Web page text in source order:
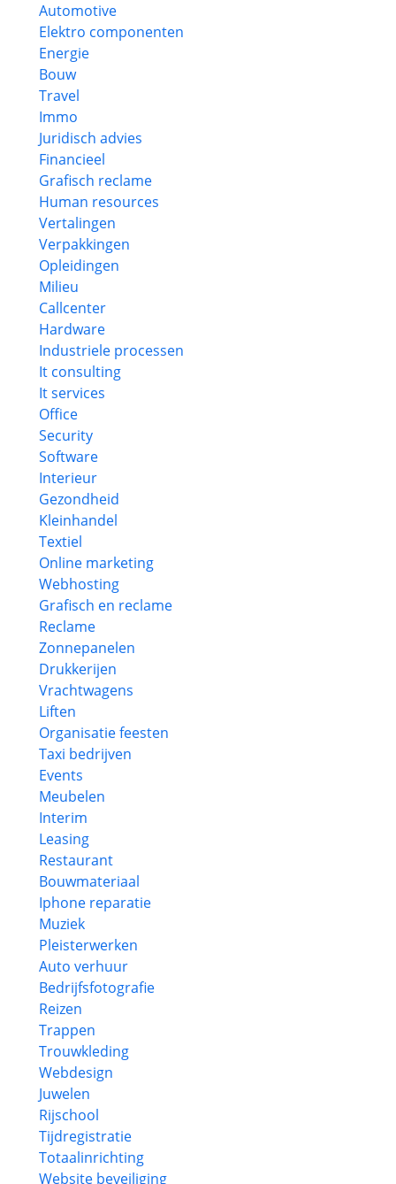
Automotive
Elektro componenten
Energie
Bouw
Travel
Immo
Juridisch advies
Financieel
Grafisch reclame
Human resources
Vertalingen
Verpakkingen
Opleidingen
Milieu
Callcenter
Hardware
Industriele processen
It consulting
It services
Office
Security
Software
Interieur
Gezondheid
Kleinhandel
Textiel
Online marketing
Webhosting
Grafisch en reclame
Reclame
Zonnepanelen
Drukkerijen
Vrachtwagens
Liften
Organisatie feesten
Taxi bedrijven
Events
Meubelen
Interim
Leasing
Restaurant
Bouwmateriaal
Iphone reparatie
Muziek
Pleisterwerken
Auto verhuur
Bedrijfsfotografie
Reizen
Trappen
Trouwkleding
Webdesign
Juwelen
Rijschool
Tijdregistratie
Totaalinrichting
Website beveiliging